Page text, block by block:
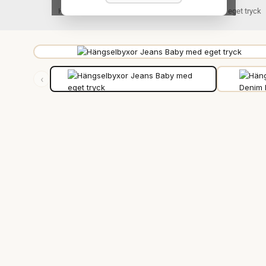
Hem Barn- & Bebisbyxor med eget tryck
‹